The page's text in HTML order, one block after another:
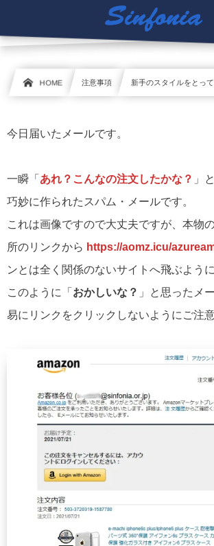
HOME 注意事項 新手のスタイルをとっ
今日届いたメールです。
一瞬「 あれ？こんなの注文したかな？ 」
巧妙に作られたスパム・メールです。
これは画像ですので大丈夫ですが、本物
所のリンクから https://aomz.icu/
ンとは全く関係のないサイトへ飛ぶよう
このように「 おかしいな？ 」と思ったメ
易にリンクをクリックしないようにご注意